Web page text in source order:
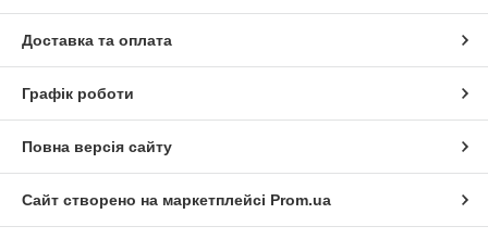
Доставка та оплата
Графік роботи
Повна версія сайту
Сайт створено на маркетплейсі Prom.ua